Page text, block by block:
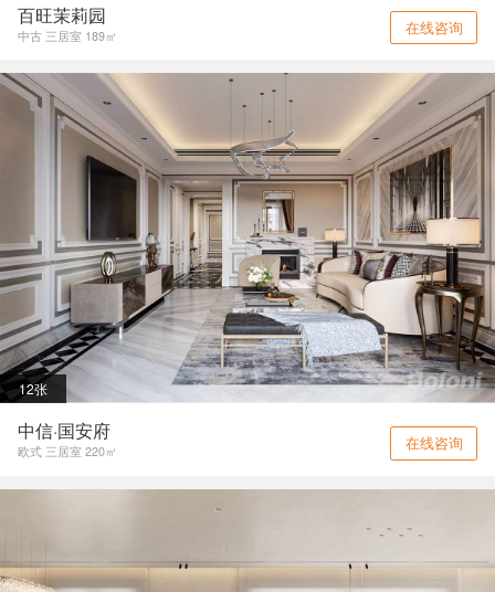
百旺茉莉园
中古 三居室 189㎡ 在线咨询
12张
中信·国安府
欧式 三居室 220㎡ 在线咨询